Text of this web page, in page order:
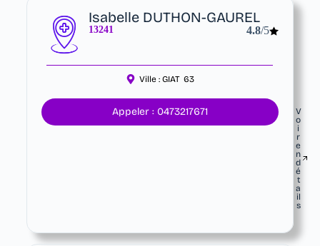
Isabelle DUTHON-GAUREL
13241 4.8/5
Ville : GIAT 63
Appeler : 0473217671
V
o
i
r
e
n
d
é
t
a
il
s